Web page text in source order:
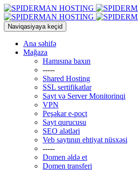
Naviqasiyaya keçid
Ana səhifə
Mağaza
Hamısına baxın
-----
Shared Hosting
SSL sertifikatlar
Sayt və Server Monitorinqi
VPN
Peşəkar e-poçt
Sayt qurucusu
SEO alətləri
Veb saytının ehtiyat nüsxəsi
-----
Domen əldə et
Domen transferi